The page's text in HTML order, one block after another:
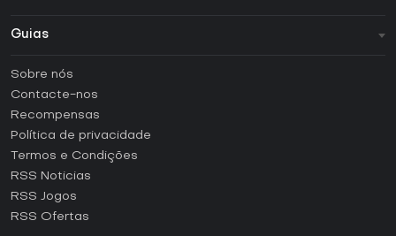
Guias
Como ativar uma CD Key Steam?
Como ativar uma CD Key Epic Games?
Como ativar uma CD Key GOG?
Como ativar uma CD Key Ubisoft Connect?
Sobre nós
Contacte-nos
Recompensas
Política de privacidade
Termos e Condições
RSS Noticias
RSS Jogos
RSS Ofertas